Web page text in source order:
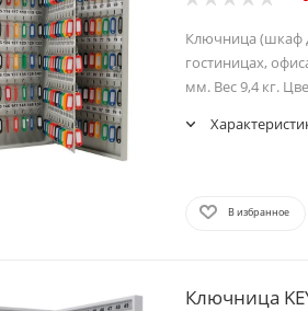
Ключница (шкаф
гостиницах,
мм. Вес 9,4 кг.
В избранное
Ключница